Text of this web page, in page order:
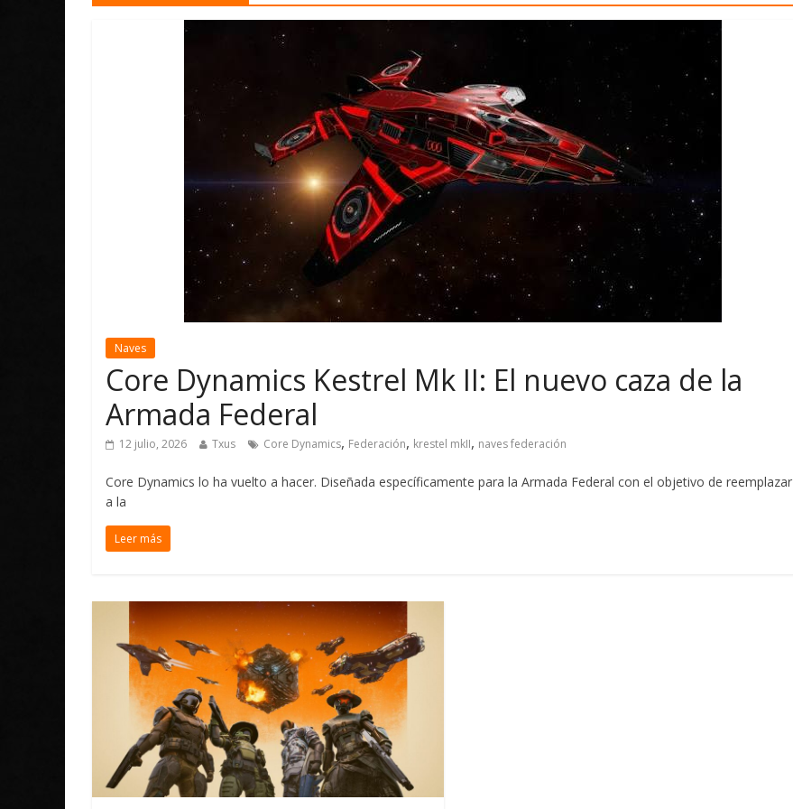
Naves
Core Dynamics Kestrel Mk II: El nuevo caza de la
Armada Federal
12 julio, 2026 Txus Core Dynamics, Federación, krestel mkII, naves federación
Core Dynamics lo ha vuelto a hacer. Diseñada específicamente para la Armada Federal con el objetivo de reemplazar
a la
Leer más